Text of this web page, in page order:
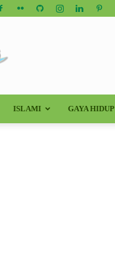
ISLAMI GAYA HIDUP